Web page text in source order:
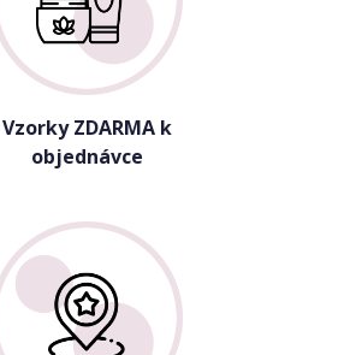
Vzorky ZDARMA k
objednávce